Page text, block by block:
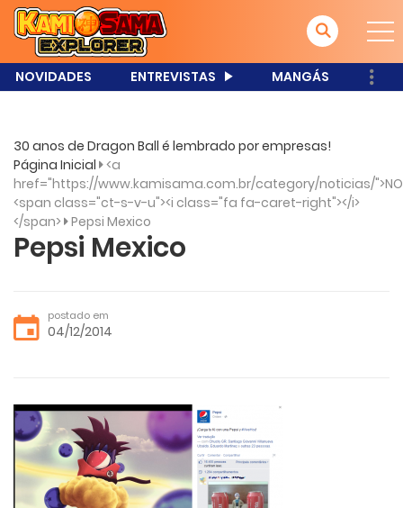
NOVIDADES ENTREVISTAS MANGÁS
30 anos de Dragon Ball é lembrado por empresas!
Página Inicial <a
href="https://www.kamisama.com.br/category/noticias/
<span class="ct-s-v-u"><i class="fa fa-caret-right"></i>
</span> Pepsi Mexico
Pepsi Mexico
postado em
04/12/2014